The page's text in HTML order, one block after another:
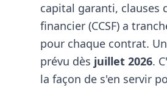
capital garanti, clauses
financier (CCSF) a
pour chaque contrat.
prévu dès juillet 2026.
la façon de s'en servir